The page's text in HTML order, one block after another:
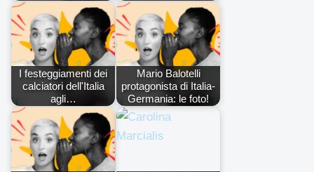
I festeggiamenti dei
calciatori dell'Italia
agli…
Mario Balotelli
protagonista di Italia-
Germania: le foto!